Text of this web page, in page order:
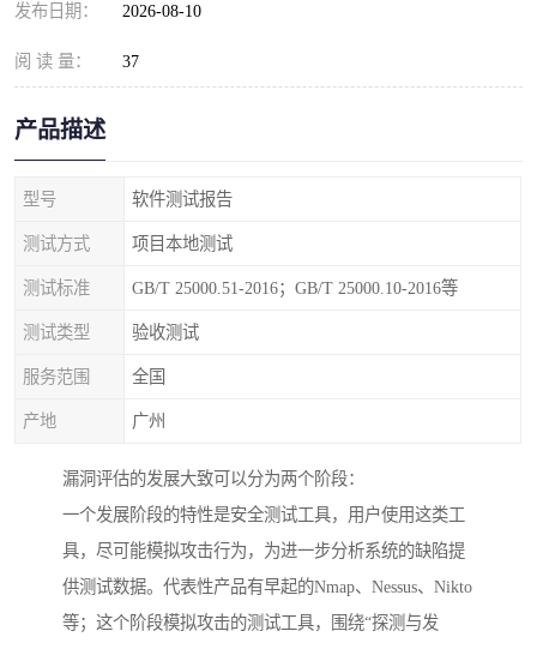
发布日期： 2026-08-10
阅 读 量： 37
产品描述
型号 软件测试报告
测试方式 项目本地测试
测试标准 GB/T 25000.51-2016；GB/T 25000.10-2016等
测试类型 验收测试
服务范围 全国
产地 广州
漏洞评估的发展大致可以分为两个阶段：
一个发展阶段的特性是安全测试工具，用户使用这类工
具，尽可能模拟攻击行为，为进一步分析系统的缺陷提
供测试数据。代表性产品有早起的Nmap、Nessus、Nikto
等；这个阶段模拟攻击的测试工具，围绕“探测与发